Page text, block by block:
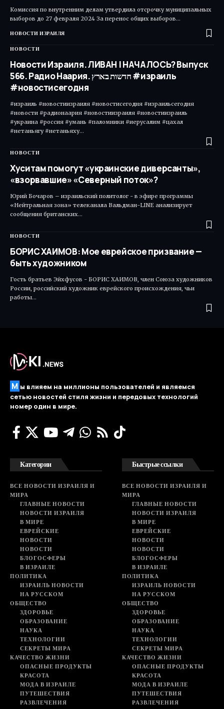
Комиссия по внутренним делам утвердила отсрочку муниципальных
выборов до 27 февраля 2024 За перенос общих выборов…
НОВОСТИ ИЗРАИЛЯ
НОВОСТИ
Новости Израиля. ЛИВАН | НАЧАЛОСЬ? Выпуск
566. Радио Наария. חדשות בארץ #израиль
#новостисегодня
#израиль #новостиизраиля #новостисегодня #израильсегодня
#новости #радионаария #новостиизраиля #новостиизраиль
#украина #россия #умань #паломники #иерусалим #цахал
#нетаньягу #нетаньяху…
НОВОСТИ
Хуситам помогут «украинские диверсанты»,
«взорвавшие» «Северный поток»?
Юрий Бочаров – израильский политолог - в эфире программы
«Нейтральная зона» телеканала Вальдман-LINE анализирует
сообщения британских…
НОВОСТИ
БОРИС ХАИМОВ: Мое еврейское призвание —
быть художником
Гость братьев Эйхфусов - БОРИС ХАИМОВ, член Союза художников
России, российский художник еврейского происхождения, чьи
работы…
М ы влияем на миллионы пользователей и являемся
сетью новостей стиля жизни и передовых технологий
номер один в мире.
Категории
ВСЕ НОВОСТИ ИЗРАИЛЯ И
МИРА
ГЛАВНЫЕ НОВОСТИ
НОВОСТИ ИЗРАИЛЯ
В МИРЕ
ЕВРЕЙСКИЕ
НОВОСТИ
НОВОСТИ
БЛОГОСФЕРЫ
В ИЗРАИЛЕ
ПОЛИТИКА
ИЗРАИЛЬ НОВОСТИ
НА РУССКОМ
ОБЩЕСТВО
ЗДОРОВЬЕ
ОБРАЗОВАНИЕ
НАУКА
ТЕХНОЛОГИИ
СЕКРЕТЫ МИРА
КАЧЕСТВО ЖИЗНИ
ОПАСНЫЕ ПРОДУКТЫ
КРАСОТА
МОДА В ИЗРАИЛЕ
ПУТЕШЕСТВИЯ
РАЗВЛЕЧЕНИЯ
Быстрые ссылки
ВСЕ НОВОСТИ ИЗРАИЛЯ И
МИРА
ГЛАВНЫЕ НОВОСТИ
НОВОСТИ ИЗРАИЛЯ
В МИРЕ
ЕВРЕЙСКИЕ
НОВОСТИ
НОВОСТИ
БЛОГОСФЕРЫ
В ИЗРАИЛЕ
ПОЛИТИКА
ИЗРАИЛЬ НОВОСТИ
НА РУССКОМ
ОБЩЕСТВО
ЗДОРОВЬЕ
ОБРАЗОВАНИЕ
НАУКА
ТЕХНОЛОГИИ
СЕКРЕТЫ МИРА
КАЧЕСТВО ЖИЗНИ
ОПАСНЫЕ ПРОДУКТЫ
КРАСОТА
МОДА В ИЗРАИЛЕ
ПУТЕШЕСТВИЯ
РАЗВЛЕЧЕНИЯ